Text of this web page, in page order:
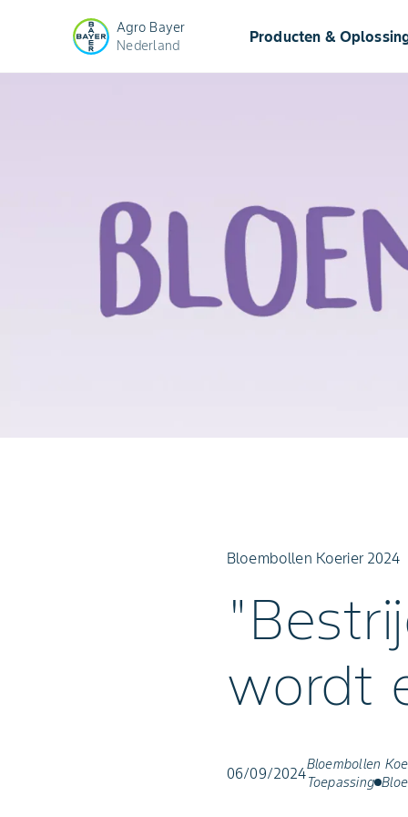
Agro Bayer
Nederland
Producten &
Bloembollen Koerier 2024
wordt
06/09/2024Bloembollen
Toepassing